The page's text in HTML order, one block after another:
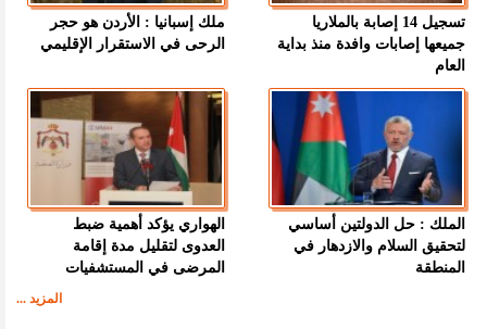
تسجيل 14 إصابة بالملاريا
جميعها إصابات وافدة منذ بداية
العام
ملك إسبانيا : الأردن هو حجر
الرحى في الاستقرار الإقليمي
الملك : حل الدولتين أساسي
لتحقيق السلام والازدهار في
المنطقة
الهواري يؤكد أهمية ضبط
العدوى لتقليل مدة إقامة
المرضى في المستشفيات
المزيد ...